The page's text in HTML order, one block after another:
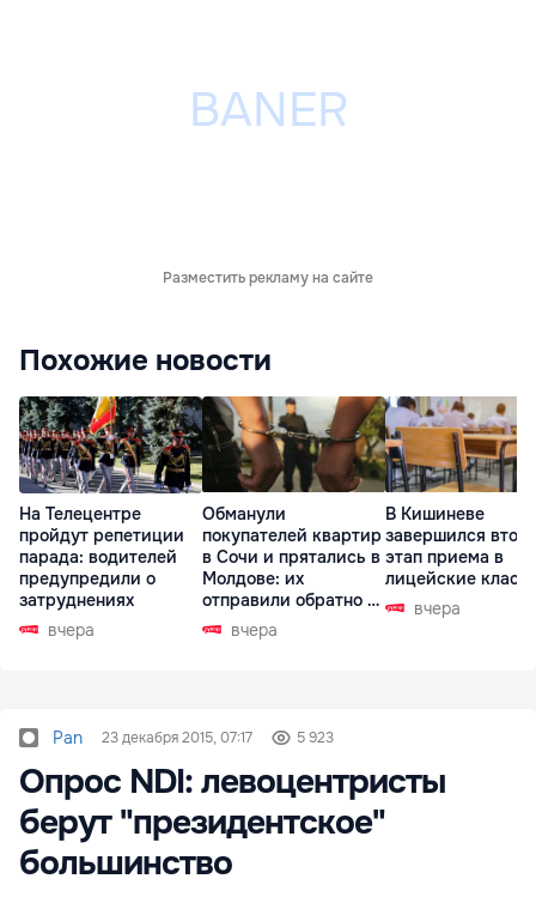
Разместить рекламу на сайте
Похожие новости
На Телецентре
пройдут репетиции
парада: водителей
предупредили о
затруднениях
вчера
Обманули
покупателей квартир
в Сочи и прятались в
Молдове: их
отправили обратно в
РФ вчера
В Кишиневе
завершился
этап приема в
лицейские
вчера
Pan 23 декабря 2015, 07:17 5 923
Опрос NDI: левоцентристы
берут "президентское"
большинство